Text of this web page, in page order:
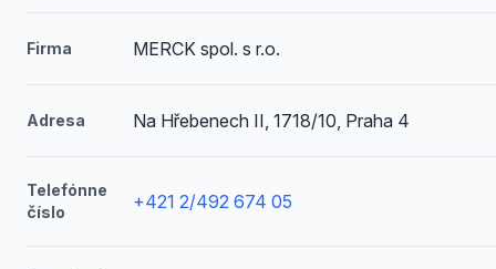
Firma MERCK spol. s r.o.
Adresa Na Hřebenech II, 1718/10, Praha 4
Telefónne
číslo
+421 2/492 674 05